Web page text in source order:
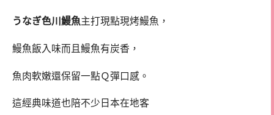
うなぎ色川鰻魚主打現點現烤鰻魚，
鰻魚飯入味而且鰻魚有炭香，
魚肉軟嫩還保留一點Ｑ彈口感。
這經典味道也陪不少日本在地客